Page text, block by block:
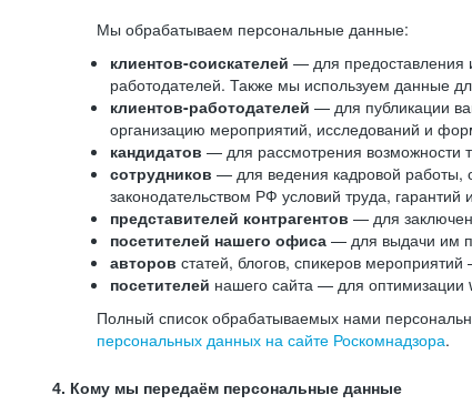
Мы обрабатываем персональные данные:
клиентов-соискателей — для предоставления
работодателей. Также мы используем данные
клиентов-работодателей — для публикации
организацию мероприятий, исследований и
кандидатов — для рассмотрения возможности
сотрудников — для ведения кадровой работы,
законодательством РФ условий труда, гарантий
представителей контрагентов — для
посетителей нашего офиса — для выдачи им
авторов статей, блогов, спикеров
посетителей нашего сайта — для оптимизации
Полный список обрабатываемых нами
персональных данных на сайте Роскомнадзора.
4. Кому мы передаём персональные данные